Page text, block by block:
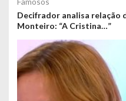
Decifrador analisa relação
Monteiro: “A Cristina…”